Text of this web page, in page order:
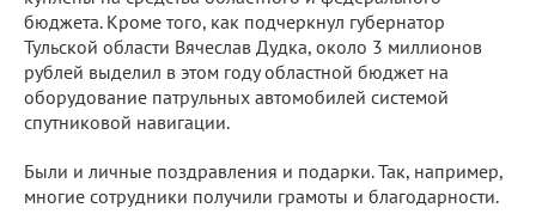
бюджета. Кроме того, как подчеркнул губернатор
Тульской области Вячеслав Дудка, около 3 миллионов
рублей выделил в этом году областной бюджет на
оборудование патрульных автомобилей системой
спутниковой навигации.
Были и личные поздравления и подарки. Так, например,
многие сотрудники получили грамоты и благодарности.